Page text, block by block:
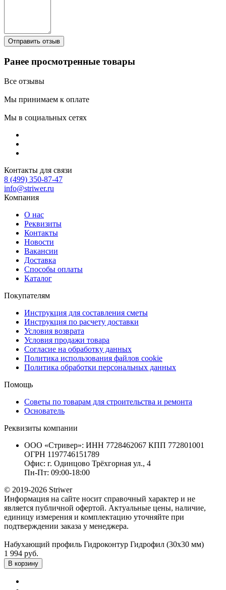
Ранее просмотренные товары
Все отзывы
Мы принимаем к оплате
Мы в социальных сетях
Контакты для связи
8 (499) 350-87-47
info@striwer.ru
Компания
О нас
Реквизиты
Контакты
Новости
Вакансии
Доставка
Способы оплаты
Каталог
Покупателям
Инструкция для составления сметы
Инструкция по расчету доставки
Условия возврата
Условия продажи товара
Согласие на обработку данных
Политика использования файлов cookie
Политика обработки персональных данных
Помощь
Советы по товарам для строительства и ремонта
Основатель
Реквизиты компании
ООО «Стривер»: ИНН 7728462067 КПП 772801001
ОГРН 1197746151789
Офис: г. Одинцово Трёхгорная ул., 4
Пн-Пт: 09:00-18:00
© 2019-2026 Striwer
Информация на сайте носит справочный характер и не
является публичной офертой. Актуальные цены, наличие,
единицу измерения и комплектацию уточняйте при
подтверждении заказа у менеджера.
Набухающий профиль Гидроконтур Гидрофил (30х30 мм)
1 994 руб.
В корзину